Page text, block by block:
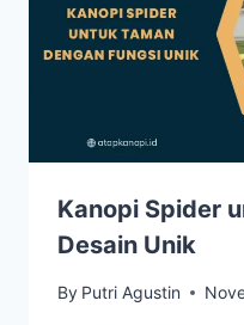
Kanopi Spider
Desain Unik
By Putri Agustin